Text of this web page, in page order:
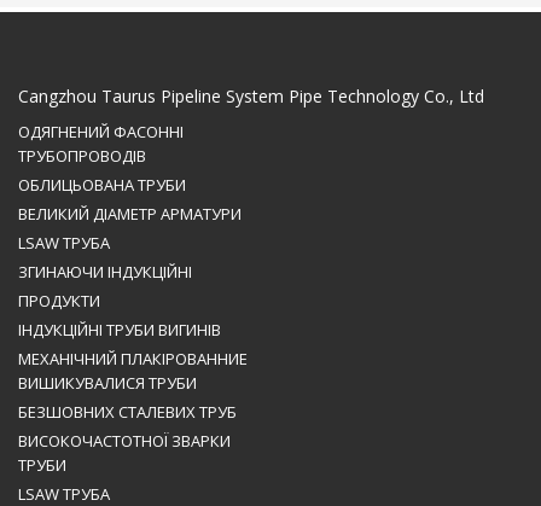
Cangzhou Taurus Pipeline System Pipe Technology Co., Ltd
ОДЯГНЕНИЙ ФАСОННІ
ТРУБОПРОВОДІВ
ОБЛИЦЬОВАНА ТРУБИ
ВЕЛИКИЙ ДІАМЕТР АРМАТУРИ
LSAW ТРУБА
ЗГИНАЮЧИ ІНДУКЦІЙНІ
ПРОДУКТИ
ІНДУКЦІЙНІ ТРУБИ ВИГИНІВ
МЕХАНІЧНИЙ ПЛАКІРОВАННИЕ
ВИШИКУВАЛИСЯ ТРУБИ
БЕЗШОВНИХ СТАЛЕВИХ ТРУБ
ВИСОКОЧАСТОТНОЇ ЗВАРКИ
ТРУБИ
LSAW ТРУБА